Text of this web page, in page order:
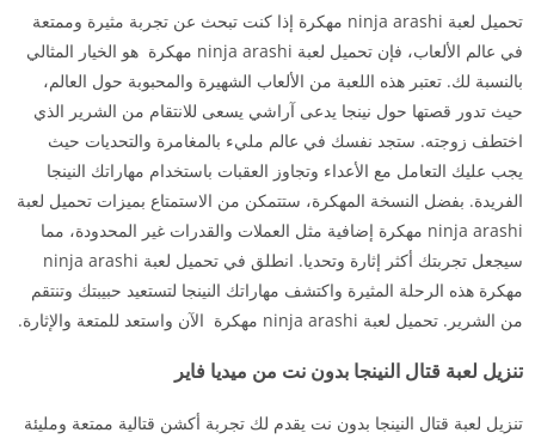
تحميل لعبة ninja arashi مهكرة إذا كنت تبحث عن تجربة مثيرة وممتعة
في عالم الألعاب، فإن تحميل لعبة ninja arashi مهكرة هو الخيار المثالي
بالنسبة لك. تعتبر هذه اللعبة من الألعاب الشهيرة والمحبوبة حول العالم،
حيث تدور قصتها حول نينجا يدعى آراشي يسعى للانتقام من الشرير الذي
اختطف زوجته. ستجد نفسك في عالم مليء بالمغامرة والتحديات حيث
يجب عليك التعامل مع الأعداء وتجاوز العقبات باستخدام مهاراتك النينجا
الفريدة. بفضل النسخة المهكرة، ستتمكن من الاستمتاع بميزات تحميل لعبة
ninja arashi مهكرة إضافية مثل العملات والقدرات غير المحدودة، مما
سيجعل تجربتك أكثر إثارة وتحديا. انطلق في تحميل لعبة ninja arashi
مهكرة هذه الرحلة المثيرة واكتشف مهاراتك النينجا لتستعيد حبيبتك وتنتقم
من الشرير. تحميل لعبة ninja arashi مهكرة الآن واستعد للمتعة والإثارة.
تنزيل لعبة قتال النينجا بدون نت من ميديا فاير
تنزيل لعبة قتال النينجا بدون نت يقدم لك تجربة أكشن قتالية ممتعة ومليئة